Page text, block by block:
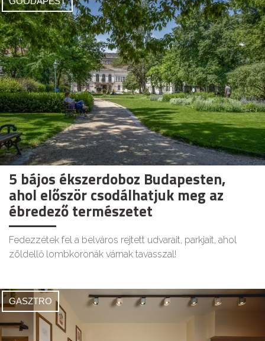
5 bájos ékszerdoboz Budapesten,
ahol először csodálhatjuk meg az
ébredező természetet
Fedezzétek fel a belváros rejtett udvarait, parkjait, ahol
zöldellő lombkoronák várnak tavasszal!
GASZTRO